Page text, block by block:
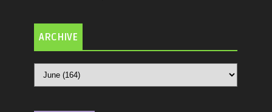
ARCHIVE